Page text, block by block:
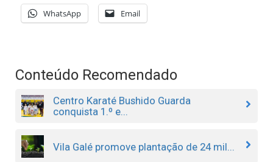
WhatsApp Email
Conteúdo Recomendado
Centro Karaté Bushido Guarda
conquista 1.º e...
Vila Galé promove plantação de 24 mil...